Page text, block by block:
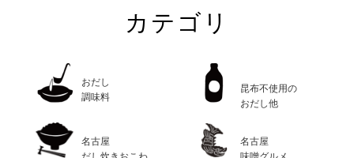
カテゴリ
おだし
調味料
昆布不使用の
おだし他
名古屋
名古屋